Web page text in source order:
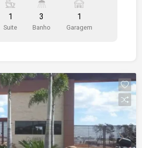
com ótimo aproveitamento de
e confraternizações
próxima a comércios,
público e com fácil acesso
Entre em contato
visita!
1
Suite
3
Banho
1
Garagem